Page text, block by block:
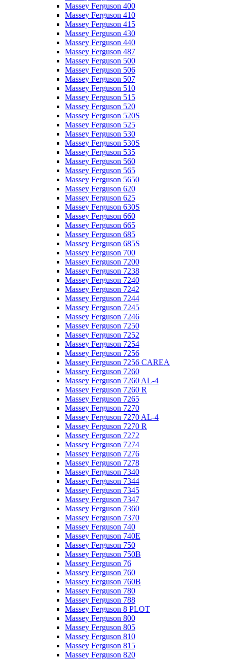
Massey Ferguson 400
Massey Ferguson 410
Massey Ferguson 415
Massey Ferguson 430
Massey Ferguson 440
Massey Ferguson 487
Massey Ferguson 500
Massey Ferguson 506
Massey Ferguson 507
Massey Ferguson 510
Massey Ferguson 515
Massey Ferguson 520
Massey Ferguson 520S
Massey Ferguson 525
Massey Ferguson 530
Massey Ferguson 530S
Massey Ferguson 535
Massey Ferguson 560
Massey Ferguson 565
Massey Ferguson 5650
Massey Ferguson 620
Massey Ferguson 625
Massey Ferguson 630S
Massey Ferguson 660
Massey Ferguson 665
Massey Ferguson 685
Massey Ferguson 685S
Massey Ferguson 700
Massey Ferguson 7200
Massey Ferguson 7238
Massey Ferguson 7240
Massey Ferguson 7242
Massey Ferguson 7244
Massey Ferguson 7245
Massey Ferguson 7246
Massey Ferguson 7250
Massey Ferguson 7252
Massey Ferguson 7254
Massey Ferguson 7256
Massey Ferguson 7256 CAREA
Massey Ferguson 7260
Massey Ferguson 7260 AL-4
Massey Ferguson 7260 R
Massey Ferguson 7265
Massey Ferguson 7270
Massey Ferguson 7270 AL-4
Massey Ferguson 7270 R
Massey Ferguson 7272
Massey Ferguson 7274
Massey Ferguson 7276
Massey Ferguson 7278
Massey Ferguson 7340
Massey Ferguson 7344
Massey Ferguson 7345
Massey Ferguson 7347
Massey Ferguson 7360
Massey Ferguson 7370
Massey Ferguson 740
Massey Ferguson 740E
Massey Ferguson 750
Massey Ferguson 750B
Massey Ferguson 76
Massey Ferguson 760
Massey Ferguson 760B
Massey Ferguson 780
Massey Ferguson 788
Massey Ferguson 8 PLOT
Massey Ferguson 800
Massey Ferguson 805
Massey Ferguson 810
Massey Ferguson 815
Massey Ferguson 820